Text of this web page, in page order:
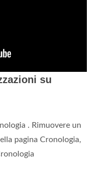
su
. Rimuovere un
pagina Cronologia,